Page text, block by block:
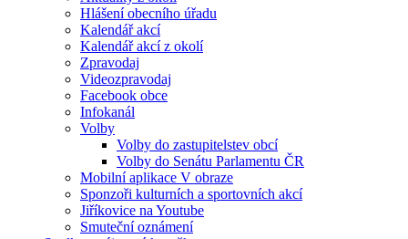
Hlášení obecního úřadu
Kalendář akcí
Kalendář akcí z okolí
Zpravodaj
Videozpravodaj
Facebook obce
Infokanál
Volby
Volby do zastupitelstev obcí
Volby do Senátu Parlamentu ČR
Mobilní aplikace V obraze
Sponzoři kulturních a sportovních akcí
Jiříkovice na Youtube
Smuteční oznámení